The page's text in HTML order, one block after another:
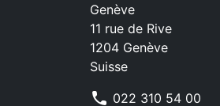
Genève
11 rue de Rive
1204 Genève
Suisse
phone 022 310 54 00